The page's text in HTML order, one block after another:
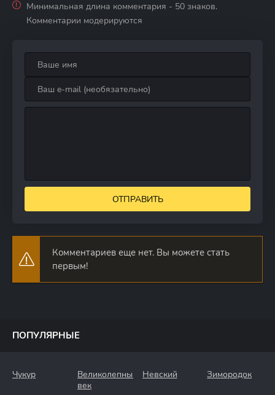
Минимальная длина комментария - 50 знаков.
Комментарии модерируются
ОТПРАВИТЬ
Комментариев еще нет. Вы можете стать
первым!
ПОПУЛЯРНЫЕ
Чукур
Великолепный
век
Невский Зимородок